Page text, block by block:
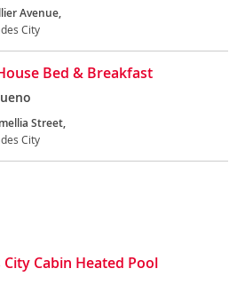
Avenue,
City
Bed & Breakfast
Street,
City
Cabin Heated Pool